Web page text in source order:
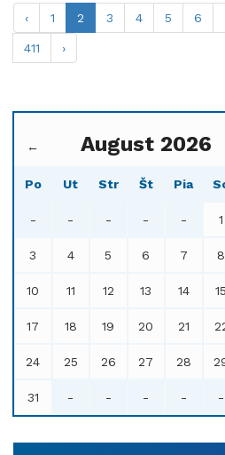
‹ 1 2 3 4 5 6
411 ›
← August 2026
Po Ut Str Št Pia
- - - - - 1
3 4 5 6 7 8
10 11 12 13 14 15
17 18 19 20 21
24 25 26 27 28
31 - - - - -